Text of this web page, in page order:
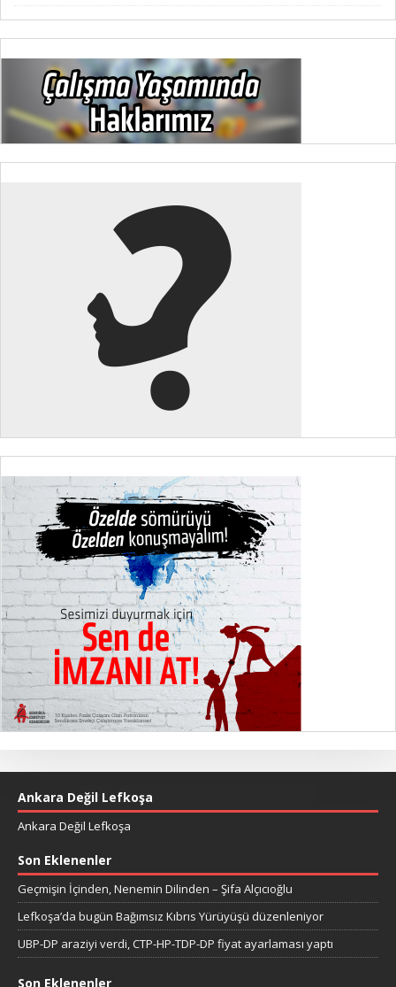
Ankara Değil Lefkoşa
Ankara Değil Lefkoşa
Son Eklenenler
Geçmişin İçinden, Nenemin Dilinden – Şifa Alçıcıoğlu
Lefkoşa’da bugün Bağımsız Kıbrıs Yürüyüşü düzenleniyor
UBP-DP araziyi verdi, CTP-HP-TDP-DP fiyat ayarlaması yaptı
Son Eklenenler